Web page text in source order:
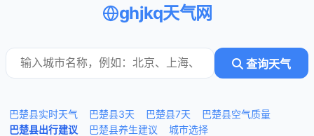
ghjkq天气网
查询天气
巴楚县实时天气 巴楚县3天 巴楚县7天
巴楚县空气质量
巴楚县出行建议
巴楚县养生建议
城市选择